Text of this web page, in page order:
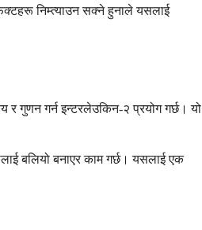
निम्त्याउन सक्ने हुनाले यसलाई
गुणन गर्न इन्टरलेउकिन-२ प्रयोग गर्छ। यो
बलियो बनाएर काम गर्छ। यसलाई एक